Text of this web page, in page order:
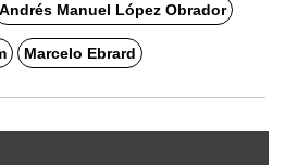
Andrés Manuel López Obrador
Marcelo Ebrard